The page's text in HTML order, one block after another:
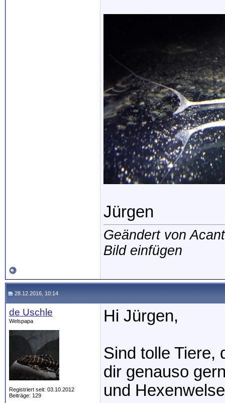
Jürgen
Geändert von
Bild einfügen
28.12.2016, 10:14
de Uschle
Welspapa
Registriert seit: 03.10.2012
Beiträge: 129
Hi Jürgen,
Sind tolle Tiere,
dir genauso
und